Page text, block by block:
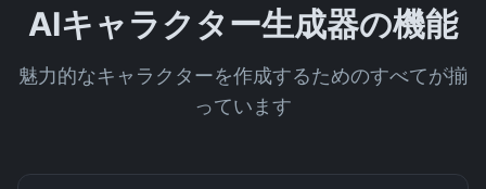
AIキャラクター生成器の機能
魅力的なキャラクターを作成するためのすべてが揃
っています